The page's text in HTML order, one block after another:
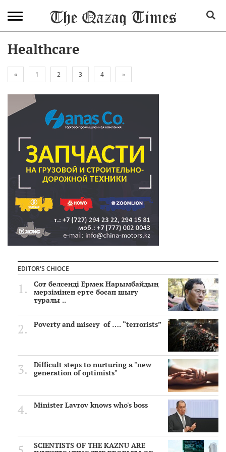
Healthcare
« 1 2 3 4 »
EDITOR'S CHIOCE
Сот белсенді Ермек Нарымбайдың
мерзімінен ерте босап шығу
туралы ..
Poverty and misery of …. “terrorists”
Difficult steps to nurturing a "new
generation of optimists"
Minister Lavrov knows who's boss
SCIENTISTS OF THE KAZNU ARE